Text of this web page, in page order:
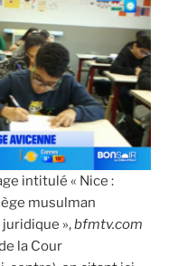
intitulé « Nice :
musulman
»,bfmtv.com
la Cour